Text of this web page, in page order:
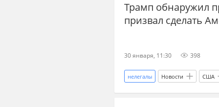
международные отношения
дезинформация
Трамп обнаружил
призвал сделать
30 января, 11:30 398
нелегалы Новости США
акции протеста трудовые